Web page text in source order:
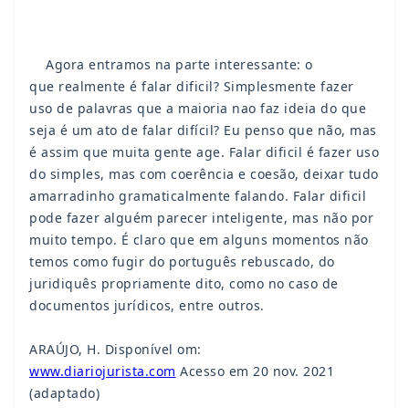
Agora entramos na parte interessante: o
que realmente é falar dificil? Simplesmente fazer
uso de palavras que a maioria nao faz ideia do que
seja é um ato de falar difícil? Eu penso que não, mas
é assim que muita gente age. Falar dificil é fazer uso
do simples, mas com coerência e coesão, deixar tudo
amarradinho gramaticalmente falando. Falar dificil
pode fazer alguém parecer inteligente, mas não por
muito tempo. É claro que em alguns momentos não
temos como fugir do português rebuscado, do
juridiquês propriamente dito, como no caso de
documentos jurídicos, entre outros.
ARAÚJO, H. Disponível om:
www.diariojurista.com Acesso em 20 nov. 2021
(adaptado)